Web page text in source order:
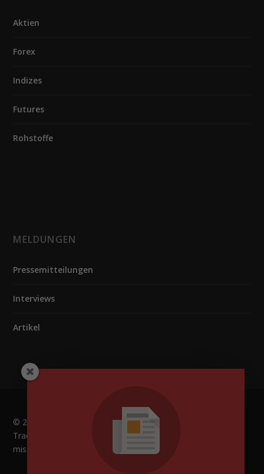
Aktien
Forex
Indizes
Futures
Rohstoffe
MELDUNGEN
Pressemitteilungen
Interviews
Artikel
© 2016 Impressum |Risikohinweis
Trading-News ist in keinem Falle als Anlageberatung
misszuverstehen. | Created by
InsideTrading